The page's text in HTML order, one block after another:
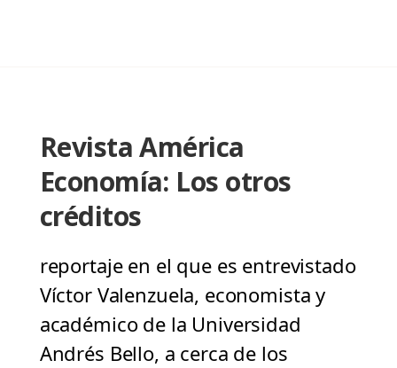
Revista América
Economía: Los otros
créditos
reportaje en el que es entrevistado
Víctor Valenzuela, economista y
académico de la Universidad
Andrés Bello, a cerca de los